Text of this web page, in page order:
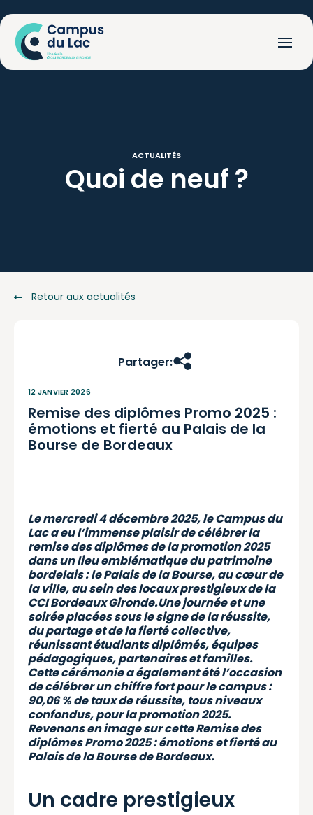
ACTUALITÉS
Quoi de neuf?
Retour aux actualités
Partager:
12 JANVIER 2026
Remise des diplômes Promo 2025 :
émotions et fierté au Palais de la
Bourse de Bordeaux
Le mercredi 4 décembre 2025, le Campus du
Lac a eu l’immense plaisir de célébrer la
remise des diplômes de la promotion 2025
dans un lieu emblématique du patrimoine
bordelais : le Palais de la Bourse, au cœur de
la ville, au sein des locaux prestigieux de la
CCI Bordeaux Gironde.Une journée et une
soirée placées sous le signe de la réussite,
du partage et de la fierté collective,
réunissant étudiants diplômés, équipes
pédagogiques, partenaires et familles.
Cette cérémonie a également été l’occasion
de célébrer un chiffre fort pour le campus :
90,06 % de taux de réussite, tous niveaux
confondus, pour la promotion 2025.
Revenons en image sur cette Remise des
diplômes Promo 2025 : émotions et fierté au
Palais de la Bourse de Bordeaux.
Un cadre prestigieux